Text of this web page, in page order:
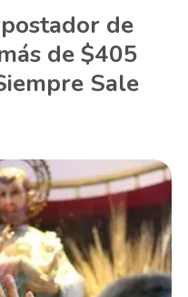
de
de $405
Sale